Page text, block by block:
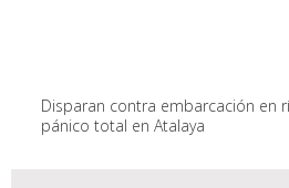
Disparan contra embarcación en
pánico total en Atalaya